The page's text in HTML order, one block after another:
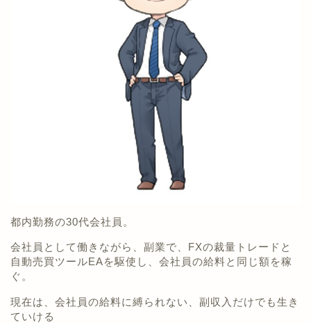
都内勤務の30代会社員。
会社員として働きながら、副業で、FXの裁量トレードと
自動売買ツールEAを駆使し、会社員の給料と同じ額を稼
ぐ。
現在は、会社員の給料に縛られない、副収入だけでも生き
ていける